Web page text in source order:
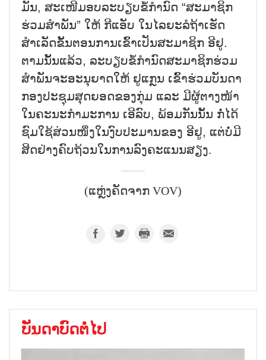
ມັນ, ສະ​ເໜີ​ມອບລະ​ບຽບ​ຂໍ້​ກຳ​ນົດ “ສະ​ມາ​ຊິກ​
ຮ່ວມ​ສຳ​ພັນ” ​ໃຫ້ ກີ​ແອັບ ໃນ​ໄລ​ຍະ​ລໍ​ຖ້າ​ເຮັດ
ສຳເລັດຂັ້ນຕອນການເຂົ້າເປັນສະມາຊິກ ອີຢູ.
ຕາມນັ້ນແລ້ວ, ລະ​ບຽບ​ຂໍ້​ກຳ​ນົດສະມາຊິກ​ຮ່ວມ​
ສຳ​ພັນ​ຈະ​ອະ​ນຸ​ຍາດ​ໃຫ້ ຢູ​ແກຼນ ເຂົ້າ​ຮ່ວມ​ບັນ​ດາ​
ກອງ​ປະ​ຊຸມ​ສຸດຍອດ​ຂອງ​ກຸ່ມ ແລະ ມີ​ຜູ້​ຕາງ​ໜ້າ​
ໃນ​ຄະ​ນະ​ກຳ​ມະ​ການ​ ເອີ​ລົບ, ພ້ອມ​ກັນ​ນັ້ນ ກໍ່ໄດ້​​
ຊົມ​ໃຊ້​ສ່ວນ​ໜຶ່ງ​ໃນ​ງົບ​ປະ​ມານ​ຂອງ ອີ​ຢູ, ແຕ່ບໍ່​ມີ​
ສິດ​ຢ່າງ​ຄົບ​ຖ້ວນໃນການ​ລົງ​ຄະ​ແນນ​ສຽງ.
(ແຫຼ່ງຄັດຈາກ VOV)
ບັນດາບົດຕໍ່ໄປ